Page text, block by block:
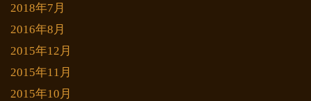
2018年7月
2016年8月
2015年12月
2015年11月
2015年10月